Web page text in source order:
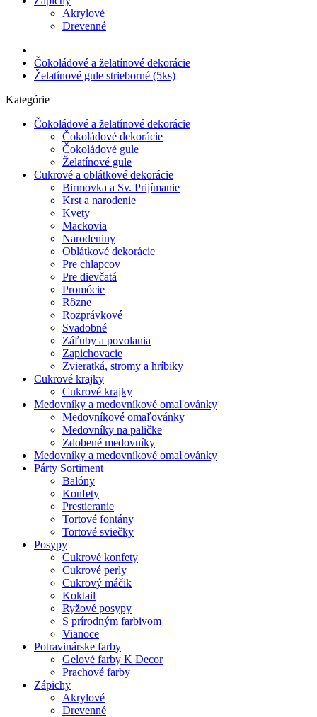
Akrylové
Drevenné
Čokoládové a želatínové dekorácie
Želatínové gule strieborné (5ks)
Kategórie
Čokoládové a želatínové dekorácie
Čokoládové dekorácie
Čokoládové gule
Želatínové gule
Cukrové a oblátkové dekorácie
Birmovka a Sv. Prijímanie
Krst a narodenie
Kvety
Mackovia
Narodeniny
Oblátkové dekorácie
Pre chlapcov
Pre dievčatá
Promócie
Rôzne
Rozprávkové
Svadobné
Záľuby a povolania
Zapichovacie
Zvieratká, stromy a hríbiky
Cukrové krajky
Cukrové krajky
Medovníky a medovníkové omaľovánky
Medovníkové omaľovánky
Medovníky na paličke
Zdobené medovníky
Medovníky a medovníkové omaľovánky
Párty Sortiment
Balóny
Konfety
Prestieranie
Tortové fontány
Tortové sviečky
Posypy
Cukrové konfety
Cukrové perly
Cukrový máčik
Koktail
Ryžové posypy
S prírodným farbivom
Vianoce
Potravinárske farby
Gelové farby K Decor
Prachové farby
Zápichy
Akrylové
Drevenné